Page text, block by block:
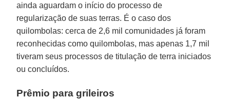
ainda aguardam o início do processo de
regularização de suas terras. É o caso dos
quilombolas: cerca de 2,6 mil comunidades já foram
reconhecidas como quilombolas, mas apenas 1,7 mil
tiveram seus processos de titulação de terra iniciados
ou concluídos.
Prêmio para grileiros